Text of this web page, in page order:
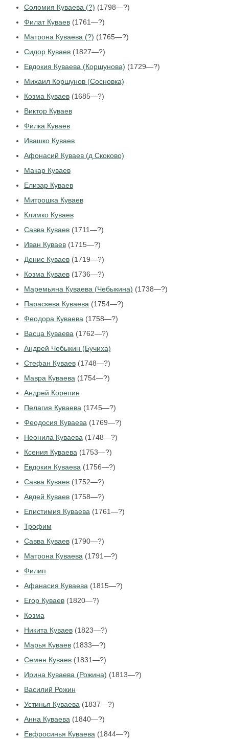
Соломия Куваева (?) (1798—?)
Филат Куваев(1761—?)
Матрона Куваева (?) (1765—?)
Сидор Куваев(1827—?)
Евдокия Куваева (Коршунова) (1729—?)
Михаил Коршунов (Сосновка)
Козма Куваев(1685—?)
Виктор Куваев
Филка Куваев
Ивашко Куваев
Афонасий Куваев (д Скоково)
Макар Куваев
Елизар Куваев
Митрошка Куваев
Климко Куваев
Савва Куваев(1711—?)
Иван Куваев(1715—?)
Денис Куваев(1719—?)
Козма Куваев(1736—?)
Маремьяна Куваева (Чебыкина) (1738—?)
Параскева Куваева(1754—?)
Феодора Куваева(1758—?)
Васца Куваева(1762—?)
Андрей Чебыкин (Бучиха)
Стефан Куваев(1748—?)
Мавра Куваева(1754—?)
Андрей Корепин
Пелагия Куваева(1745—?)
Феодосия Куваева(1769—?)
Неонила Куваева(1748—?)
Ксения Куваева(1753—?)
Евдокия Куваева(1756—?)
Савва Куваев(1752—?)
Авдей Куваев(1758—?)
Епистимия Куваева(1761—?)
Трофим
Савва Куваев(1790—?)
Матрона Куваева(1791—?)
Филип
Афанасия Куваева(1815—?)
Егор Куваев(1820—?)
Козма
Никита Куваев(1823—?)
Марья Куваев(1833—?)
Семен Куваев(1831—?)
Ирина Куваева (Рожина) (1813—?)
Василий Рожин
Устинья Куваева(1837—?)
Анна Куваева(1840—?)
Евфросинья Куваева(1844—?)